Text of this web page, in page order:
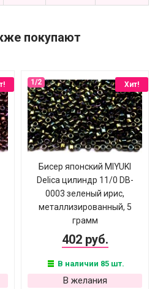
покупают
Хит!
Бисер японский MIYUKI
Delica цилиндр 11/0 DB-
0003 зеленый ирис,
металлизированный, 5
грамм
402 руб.
В наличии 85 шт.
В желания